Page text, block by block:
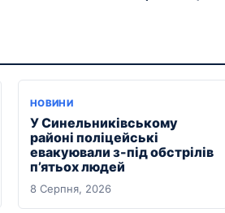
НОВИНИ
У Синельниківському
районі поліцейські
евакуювали з-під обстрілів
п’ятьох людей
8 Серпня, 2026